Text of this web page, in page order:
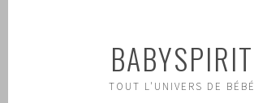
BABYSPIRIT
TOUT L'UNIVERS DE BÉBÉ